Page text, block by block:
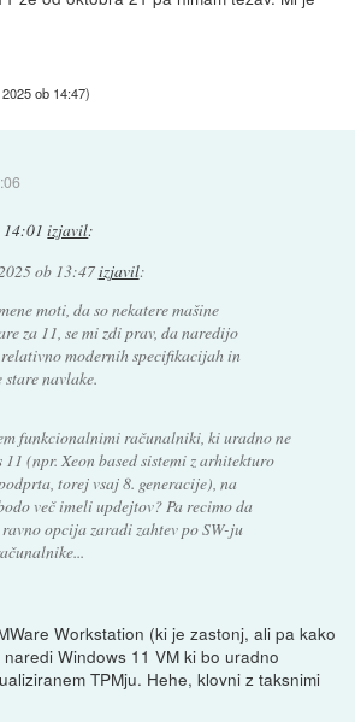
ob 14:47)
14:01 izjavil:
ob 13:47izjavil:
moti, da so nekatere mašine
za 11, se mi zdi prav, da naredijo
modernih specifikacijah in
stare navlake.
funkcionalnimi računalniki, ki uradno ne
(npr. Xeon based sistemi z arhitekturo
torej vsaj 8. generacije), na
več imeli updejtov? Pa recimo da
opcija zaradi zahtev po SW-ju
Workstation (ki je zastonj, ali pa kako
Windows 11 VM ki bo uradno
TPMju. Hehe, klovni z taksnimi